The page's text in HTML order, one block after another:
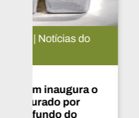
15 de julho
A De Beers
Venetia. O
agora?